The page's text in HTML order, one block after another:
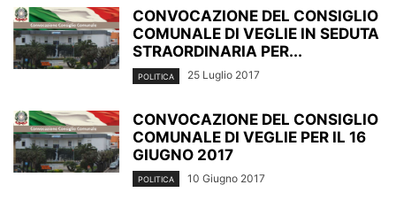
CONVOCAZIONE DEL CONSIGLIO
COMUNALE DI VEGLIE IN SEDUTA
STRAORDINARIA PER...
POLITICA 25 Luglio 2017
CONVOCAZIONE DEL CONSIGLIO
COMUNALE DI VEGLIE PER IL 16
GIUGNO 2017
POLITICA 10 Giugno 2017